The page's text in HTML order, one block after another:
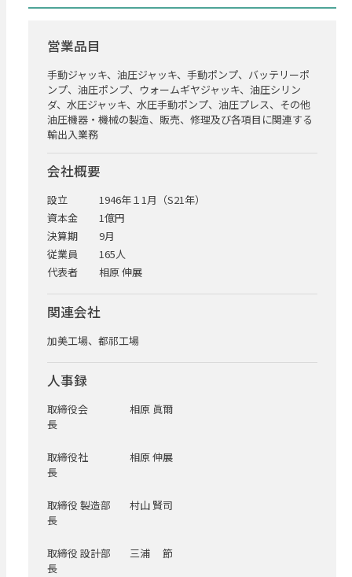
営業品目
手動ジャッキ、油圧ジャッキ、手動ポンプ、バッテリーポ
ンプ、油圧ポンプ、ウォームギヤジャッキ、油圧シリン
ダ、水圧ジャッキ、水圧手動ポンプ、油圧プレス、その他
油圧機器・機械の製造、販売、修理及び各項目に関連する
輸出入業務
会社概要
設立
1946年１1月（S21年）
資本金
1億円
決算期
9月
従業員
165人
代表者
相原 伸展
関連会社
加美工場、都祁工場
人事録
取締役会
長
相原 眞爾
取締役社
長
相原 伸展
取締役 製造部
長
村山 賢司
取締役 設計部
長
三浦 節